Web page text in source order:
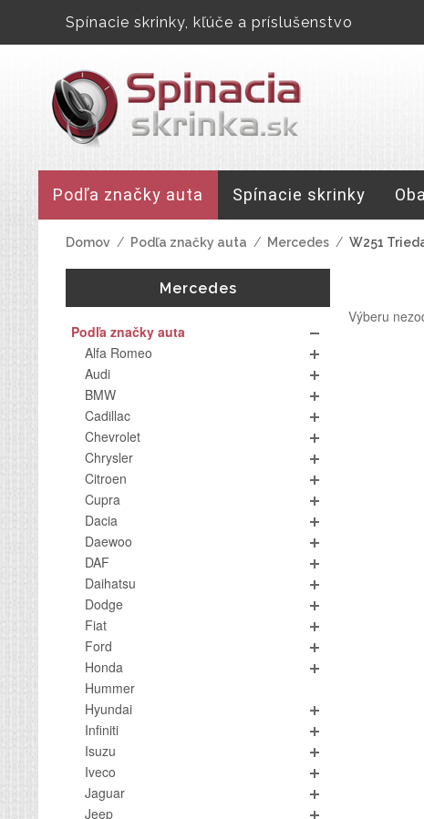
Spínacie skrinky, kľúče a príslušenstvo
Podľa značky auta Spínacie skrinky
Domov / Podľa značky auta / Mercedes / W251
Výberu
Mercedes
Podľa značky auta
Alfa Romeo
Audi
BMW
Cadillac
Chevrolet
Chrysler
Citroen
Cupra
Dacia
Daewoo
DAF
Daihatsu
Dodge
Fiat
Ford
Honda
Hummer
Hyundai
Infiniti
Isuzu
Iveco
Jaguar
Jeep